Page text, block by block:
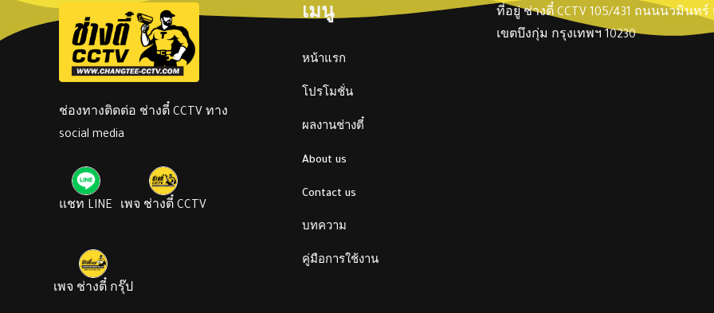
ช่องทางติดต่อ ช่างตี๋ CCTV ทาง
social media
แชท LINE เพจ ช่างตี๋ CCTV
เพจ ช่างตี๋ กรุ๊ป
เมนู
หน้าแรก
โปรโมชั่น
ผลงานช่างตี๋
About us
Contact us
บทความ
คู่มือการใช้งาน
ที่อยู่ ช่างตี๋ CCTV 105/431 ถนนนวมินท
เขตบึงกุ่ม กรุงเทพฯ 10230